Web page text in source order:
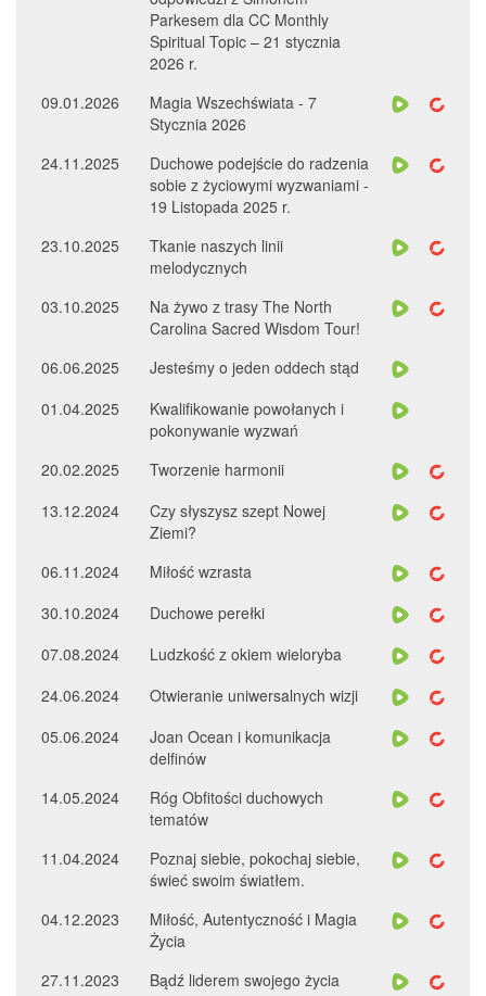
Parkesem dla CC Monthly
Spiritual Topic – 21 stycznia
2026 r.
09.01.2026
Magia Wszechświata - 7
Stycznia 2026
24.11.2025
Duchowe podejście do radzenia
sobie z życiowymi wyzwaniami -
19 Listopada 2025 r.
23.10.2025
Tkanie naszych linii
melodycznych
03.10.2025
Na żywo z trasy The North
Carolina Sacred Wisdom Tour!
06.06.2025
Jesteśmy o jeden oddech stąd
01.04.2025
Kwalifikowanie powołanych i
pokonywanie wyzwań
20.02.2025
Tworzenie harmonii
13.12.2024
Czy słyszysz szept Nowej
Ziemi?
06.11.2024
Miłość wzrasta
30.10.2024
Duchowe perełki
07.08.2024
Ludzkość z okiem wieloryba
24.06.2024
Otwieranie uniwersalnych wizji
05.06.2024
Joan Ocean i komunikacja
delfinów
14.05.2024
Róg Obfitości duchowych
tematów
11.04.2024
Poznaj siebie, pokochaj siebie,
świeć swoim światłem.
04.12.2023
Miłość, Autentyczność i Magia
Życia
27.11.2023
Bądź liderem swojego życia